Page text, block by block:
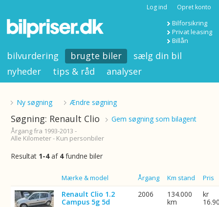
Log ind Opret konto
Bilforsikring
Privat leasing
Billån
bilvurdering brugte biler
sælg din bil
nyheder
tips & råd analyser
Ny søgning Ændre søgning
Søgning: Renault Clio Gem søgning som bilagent
Årgang fra 1993-2013 -
Alle Kilometer - Kun personbiler
Resultat 1-4af 4fundne biler
Mærke & model Årgang Km stand Pris
Renault Clio 1.2
Campus 5g 5d
2006
134.000
km
kr